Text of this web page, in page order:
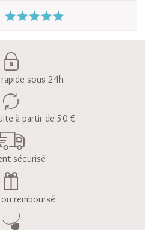
sous 24h
à partir de 50 €
sécurisé
remboursé